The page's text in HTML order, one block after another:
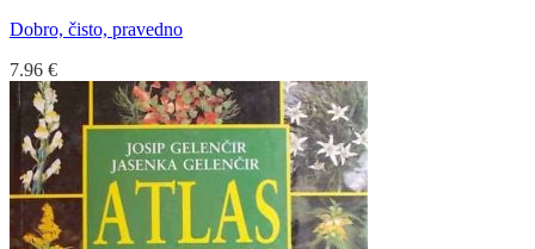
Dobro, čisto, pravedno
7.96 €